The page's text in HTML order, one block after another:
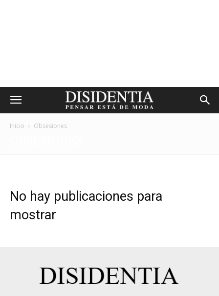
Inicio Obsesiones
No hay publicaciones para
mostrar